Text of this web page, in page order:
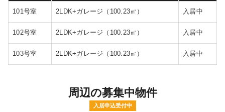
101号室 2LDK+ガレージ（100.23㎡） 入居中
102号室 2LDK+ガレージ（100.23㎡） 入居中
103号室 2LDK+ガレージ（100.23㎡） 入居中
周辺の募集中物件
入居申込受付中